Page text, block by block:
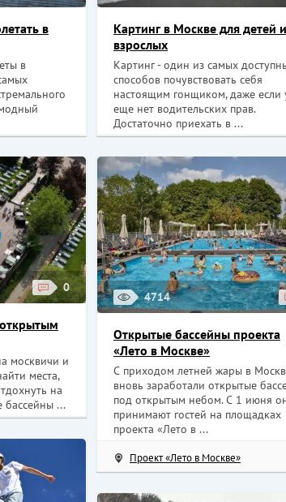
в
в
Картинг в Москве для детей и
взрослых
Картинг - один из самых
способов почувствовать себя
настоящим гонщиком, даже если
еще нет водительских прав.
Достаточно приехать в ...
0
москвичи и
места,
на
бассейны ...
4714
Открытые бассейны проекта
«Лето в Москве»
С приходом летней жары в
вновь заработали открытые
под открытым небом. С 1 июня
принимают гостей на площадках
проекта «Лето в ...
Проект «Лето в Москве»